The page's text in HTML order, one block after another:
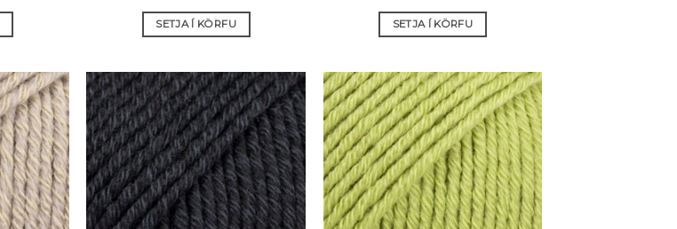
SETJA Í KÖRFU SETJA Í KÖRFU
Setja á
óskalista
Setja á
óskalista
Setja á
óskalista